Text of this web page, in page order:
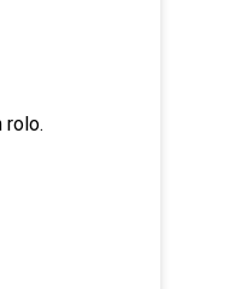
rolo.